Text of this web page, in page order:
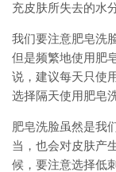
充皮肤所失去的水
我们要注意肥皂洗
但是频繁地使用肥
说，建议每天只使
选择隔天使用肥皂
肥皂洗脸虽然是我
当，也会对皮肤产
候，要注意选择低